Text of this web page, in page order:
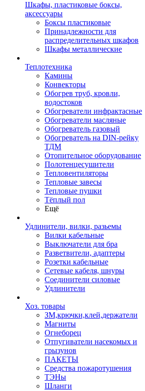
Шкафы, пластиковые боксы,
аксессуары
Боксы пластиковые
Принадлежности для
распределительных шкафов
Шкафы металлические
Теплотехника
Камины
Конвекторы
Обогрев труб, кровли,
водостоков
Обогреватели инфрактасные
Обогреватели масляные
Обогреватель газовый
Обогреватель на DIN-рейку
ТДМ
Отопительное оборудование
Полотенцесушители
Тепловентиляторы
Тепловые завесы
Тепловые пушки
Тёплый пол
Ещё
Удлинители, вилки, разьемы
Вилки кабельные
Выключатели для бра
Разветвители, адаптеры
Розетки кабельные
Сетевые кабеля, шнуры
Соединители силовые
Удлинители
Хоз. товары
ЗМ,крючки,клей,держатели
Магниты
Огнеборец
Отпугиватели насекомых и
грызунов
ПАКЕТЫ
Средства пожаротушения
ТЭНы
Шланги